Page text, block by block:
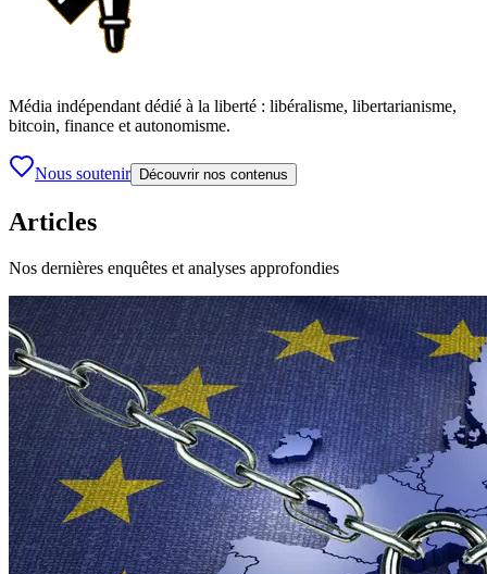
Média indépendant dédié à la liberté : libéralisme, libertarianisme,
bitcoin, finance et autonomisme.
Nous soutenir Découvrir nos contenus
Articles
Nos dernières enquêtes et analyses approfondies